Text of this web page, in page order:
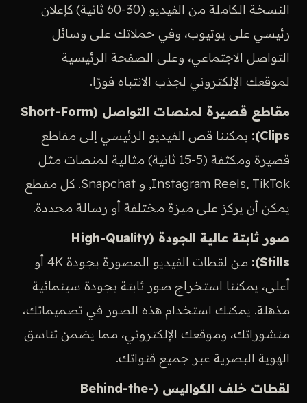
النسخة الكاملة من الفيديو (30-60 ثانية) كإعلان
رئيسي على يوتيوب، وفي حملاتك على وسائل
التواصل الاجتماعي، وعلى الصفحة الرئيسية
لموقعك الإلكتروني لجذب الانتباه فورًا.
مقاطع قصيرة لمنصات التواصل (Short-Form
Clips):
يمكننا قص الفيديو الرئيسي إلى مقاطع
قصيرة ومكثفة (5-15 ثانية) مثالية لمنصات مثل
Instagram Reels, TikTok, و Snapchat. كل مقطع
يمكن أن يركز على ميزة مختلفة أو رسالة محددة.
صور ثابتة عالية الجودة (High-Quality
Stills):
من لقطات الفيديو المصورة بجودة 4K أو
أعلى، يمكننا استخراج صور ثابتة بجودة سينمائية
مذهلة. يمكنك استخدام هذه الصور في تصميماتك،
منشوراتك، وموقعك الإلكتروني، مما يضمن تناسق
الهوية البصرية عبر جميع قنواتك.
لقطات خلف الكواليس (Behind-the-